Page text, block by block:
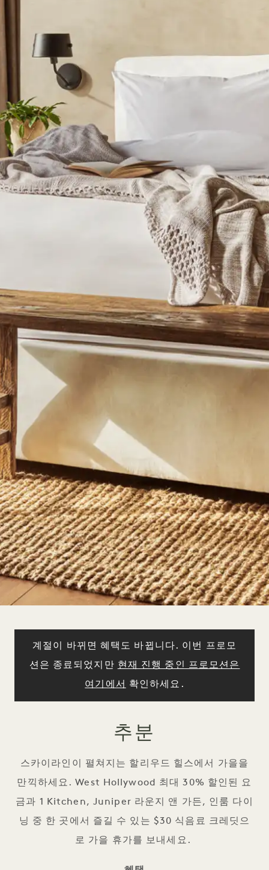
계절이 바뀌면 혜택도 바뀝니다. 이번 프로모
션은 종료되었지만 현재 진행 중인 프로모션은
여기에서
확인하세요.
추분
스카이라인이 펼쳐지는 할리우드 힐스에서 가을을
만끽하세요. West Hollywood 최대 30% 할인된 요
금과 1 Kitchen, Juniper 라운지 앤 가든, 인룸 다이
닝 중 한 곳에서 즐길 수 있는 $30 식음료 크레딧으
로 가을 휴가를 보내세요.